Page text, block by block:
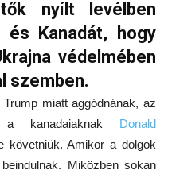
nyílt levélben
Kanadát, hogy
védelmében
szemben.
miatt aggódnának, az
a kanadaiaknak Donald
követniük. Amikor a dolgok
Miközben sokan